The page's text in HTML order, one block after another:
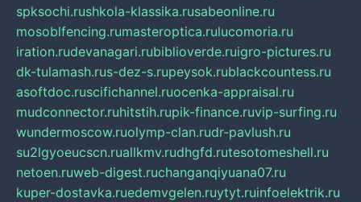
spksochi.rushkola-klassika.rusabeonline.ru
mosoblfencing.rumasteroptica.rulucomoria.ru
iration.rudevanagari.rubiblioverde.ruigro-pictures.ru
dk-tulamash.rus-dez-s.rupeysok.rublackcountess.ru
asoftdoc.ruscifichannel.ruocenka-appraisal.ru
mudconnector.ruhitstih.rupik-finance.ruvip-surfing.ru
wundermoscow.ruolymp-clan.rudr-pavlush.ru
su2lgyoeucscn.ruallkmv.rudhgfd.rutesotomeshell.ru
netoen.ruweb-digest.ruchanganqiyuana07.ru
kuper-dostavka.ruedemvgelen.ruytyt.ruinfoelektrik.ru